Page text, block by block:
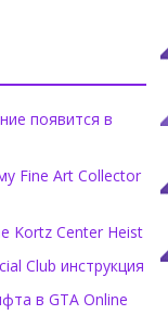
появится в
Fine Art Collector
Kortz Center Heist
Club инструкция
в GTA Online